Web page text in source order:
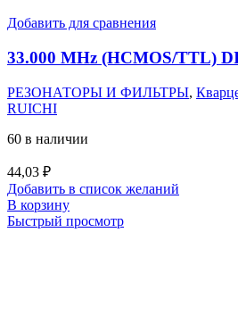
Добавить для сравнения
33.000 MHz (HCMOS/TTL)
РЕЗОНАТОРЫ И ФИЛЬТРЫ,
RUICHI
60 в наличии
44,03 ₽
Добавить в список желаний
В корзину
Быстрый просмотр